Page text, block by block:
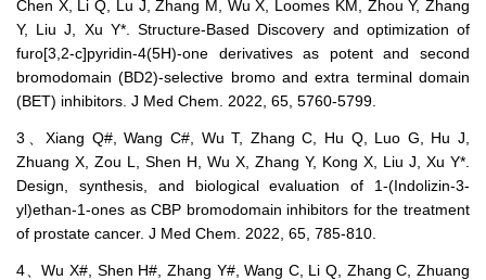
Chen X, Li Q, Lu J, Zhang M, Wu X, Loomes KM, Zhou Y, Zhang
Y, Liu J, Xu Y*. Structure-Based Discovery and optimization of
furo[3,2-c]pyridin-4(5H)-one derivatives as potent and second
bromodomain (BD2)-selective bromo and extra terminal domain
(BET) inhibitors. J Med Chem. 2022, 65, 5760-5799.
3、Xiang Q#, Wang C#, Wu T, Zhang C, Hu Q, Luo G, Hu J,
Zhuang X, Zou L, Shen H, Wu X, Zhang Y, Kong X, Liu J, Xu Y*.
Design, synthesis, and biological evaluation of 1-(Indolizin-3-
yl)ethan-1-ones as CBP bromodomain inhibitors for the treatment
of prostate cancer. J Med Chem. 2022, 65, 785-810.
4、Wu X#, Shen H#, Zhang Y#, Wang C, Li Q, Zhang C, Zhuang